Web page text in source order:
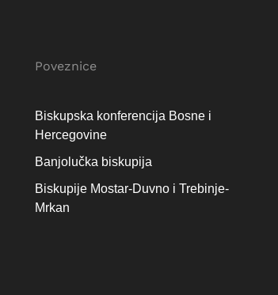
Poveznice
Biskupska konferencija Bosne i
Hercegovine
Banjolučka biskupija
Biskupije Mostar-Duvno i Trebinje-
Mrkan